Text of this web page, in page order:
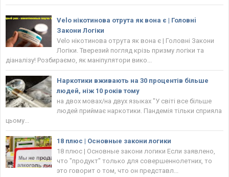
Velo нікотинова отрута як вона є | Головнi
Закони Логіки
Velo нікотинова отрута як вона є | Головнi Закони
Логіки. Тверезий погляд крізь призму логіки та
діаналізу! Розбираємо, як маніпулятори вико...
Наркотики вживають на 30 процентів більше
людей, ніж 10 років тому
на двох мовах/на двух языках "У світі все більше
людей приймає наркотики. Пандемія тільки сприяла
цьому...
18 плюс | Основные закони логики
18 плюс | Основные закони логики Если заявлено,
что "продукт" только для совершеннолетних, то
это говорит о том, что он представл...